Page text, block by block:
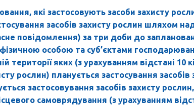
які застосовують засоби захисту
засобів захисту рослин шляхом
повідомлення) за три доби до
особою та суб’єктами
території яких (з урахуванням відстані
рослин) планується застосування
застосовування засобів захисту
самоврядування (з урахуванням